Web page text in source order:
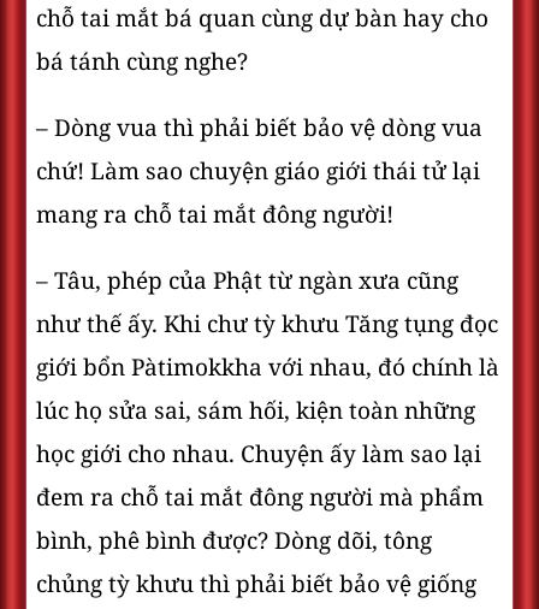
chỗ tai mắt bá quan cùng dự bàn hay cho
bá tánh cùng nghe?
– Dòng vua thì phải biết bảo vệ dòng vua
chứ! Làm sao chuyện giáo giới thái tử lại
mang ra chỗ tai mắt đông người!
– Tâu, phép của Phật từ ngàn xưa cũng
như thế ấy. Khi chư tỳ khưu Tăng tụng đọc
giới bổn Pàtimokkha với nhau, đó chính là
lúc họ sửa sai, sám hối, kiện toàn những
học giới cho nhau. Chuyện ấy làm sao lại
đem ra chỗ tai mắt đông người mà phẩm
bình, phê bình được? Dòng dõi, tông
chủng tỳ khưu thì phải biết bảo vệ giống